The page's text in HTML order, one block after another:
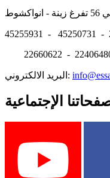
22660622 -
البريد الالكتروني:
الإجتماعية